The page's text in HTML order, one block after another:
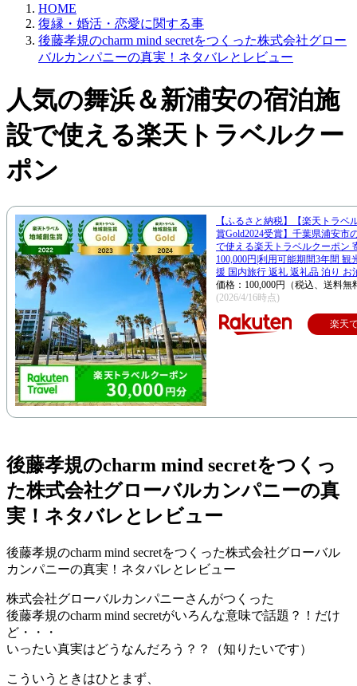
HOME
復縁・婚活・恋愛に関する事
後藤孝規のcharm mind secretをつくった株式会社グロー
バルカンパニーの真実！ネタバレとレビュー
人気の舞浜＆新浦安の宿泊施
設で使える楽天トラベルクー
ポン
【ふるさと納税】【楽天トラベ
賞Gold2024受賞】千葉県浦安市
で使える楽天トラベルクーポン
100,000円|利用可能期間3年間 観
援 国内旅行 返礼 返礼品 泊り お
価格：100,000円（税込、送料無
(2026/4/16時点)
楽天
後藤孝規のcharm mind secretをつくっ
た株式会社グローバルカンパニーの真
実！ネタバレとレビュー
後藤孝規のcharm mind secretをつくった株式会社グローバル
カンパニーの真実！ネタバレとレビュー
株式会社グローバルカンパニーさんがつくった
後藤孝規のcharm mind secretがいろんな意味で話題？！だけ
ど・・・
いったい真実はどうなんだろう？？（知りたいです）
こういうときはひとまず、